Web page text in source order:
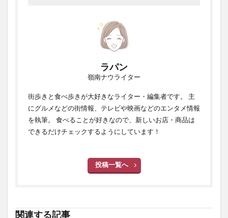
ラパン
嶺南ナウライター
街歩きと食べ歩きが大好きなライター・編集者です。 主
にグルメなどの街情報、テレビや映画などのエンタメ情報
を執筆。 食べることが好きなので、新しいお店・商品は
できるだけチェックするようにしています！
投稿一覧へ
関連する記事